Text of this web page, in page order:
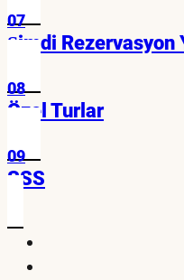
07
Şimdi Rezervasyon
08
Özel Turlar
09
SSS